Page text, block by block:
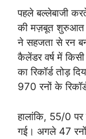
पहले बल्लेबाजी
की मज़बूत शुरुआत
ने सहजता से रन
कैलेंडर वर्ष में किसी
का रिकॉर्ड तोड़
970 रनों के
हालांकि, 55/0 पर
गई। अगले 47